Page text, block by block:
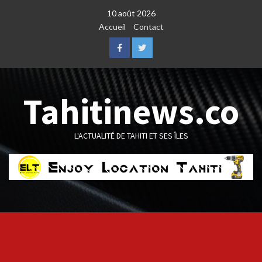
10 août 2026
Accueil
Contact
FacebookTwitter
Tahitinews.co
L'ACTUALITÉ DE TAHITI ET SES ÎLES